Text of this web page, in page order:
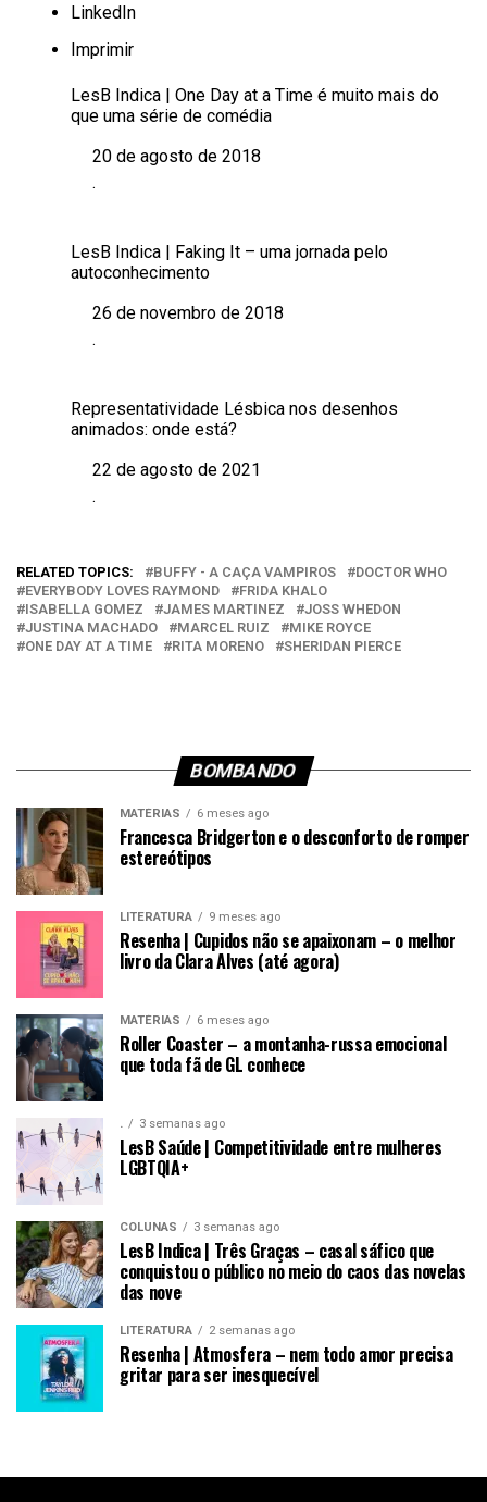
LinkedIn
Imprimir
LesB Indica | One Day at a Time é muito mais do
que uma série de comédia
Data
20 de agosto de 2018
Em relação a
.
LesB Indica | Faking It – uma jornada pelo
autoconhecimento
Data
26 de novembro de 2018
Em relação a
.
Representatividade Lésbica nos desenhos
animados: onde está?
Data
22 de agosto de 2021
Em relação a
.
RELATED TOPICS: BUFFY - A CAÇA VAMPIROS
DOCTOR WHO
EVERYBODY LOVES RAYMOND
FRIDA KHALO
ISABELLA GOMEZ
JAMES MARTINEZ
JOSS WHEDON
JUSTINA MACHADO
MARCEL RUIZ
MIKE ROYCE
ONE DAY AT A TIME
RITA MORENO SHERIDAN PIERCE
BOMBANDO
MATÉRIAS 6 meses ago
Francesca Bridgerton e o desconforto de romper
estereótipos
LITERATURA 9 meses ago
Resenha | Cupidos não se apaixonam – o melhor
livro da Clara Alves (até agora)
MATÉRIAS 6 meses ago
Roller Coaster – a montanha-russa emocional
que toda fã de GL conhece
. 3 semanas ago
LesB Saúde | Competitividade entre mulheres
LGBTQIA+
COLUNAS 3 semanas ago
LesB Indica | Três Graças – casal sáfico que
conquistou o público no meio do caos das novelas
das nove
LITERATURA 2 semanas ago
Resenha | Atmosfera – nem todo amor precisa
gritar para ser inesquecível